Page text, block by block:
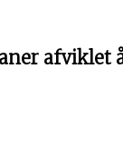
afviklet